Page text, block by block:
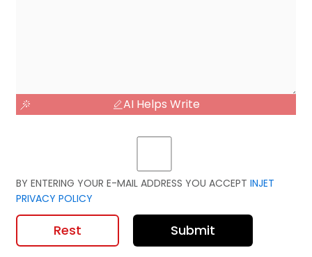
AI Helps Write
BY ENTERING YOUR E-MAIL ADDRESS YOU ACCEPT INJET
PRIVACY POLICY
Rest Submit